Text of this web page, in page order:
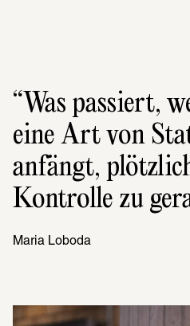
Was passiert,
eine Art von
anfängt,
Kontrolle zu
Maria Loboda